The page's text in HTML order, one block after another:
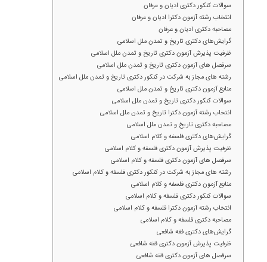
سوالات کنکور دکتری ادیان و عرفان
انتخاب رشته آزمون دکترا ادیان و عرفان
مصاحبه دکتری ادیان و عرفان
گرایش‌های دکتری تاریخ و تمدن ملل اسلامی
ظرفیت پذیرش آزمون دکتری تاریخ و تمدن ملل اسلامی
سرفصل های آزمون دکتری تاریخ و تمدن ملل اسلامی
رشته های مجاز به شرکت در کنکور دکتری تاریخ و تمدن ملل اسلامی
منابع آزمون دکتری تاریخ و تمدن ملل اسلامی
سوالات کنکور دکتری تاریخ و تمدن ملل اسلامی
انتخاب رشته آزمون دکترا تاریخ و تمدن ملل اسلامی
مصاحبه دکتری تاریخ و تمدن ملل اسلامی
گرایش‌های دکتری فلسفه و کلام اسلامی
ظرفیت پذیرش آزمون دکتری فلسفه و کلام اسلامی
سرفصل های آزمون دکتری فلسفه و کلام اسلامی
رشته های مجاز به شرکت در کنکور دکتری فلسفه و کلام اسلامی
منابع آزمون دکتری فلسفه و کلام اسلامی
سوالات کنکور دکتری فلسفه و کلام اسلامی
انتخاب رشته آزمون دکترا فلسفه و کلام اسلامی
مصاحبه دکتری فلسفه و کلام اسلامی
گرایش‌های دکتری فقه شافعی
ظرفیت پذیرش آزمون دکتری فقه شافعی
سرفصل های آزمون دکتری فقه شافعی